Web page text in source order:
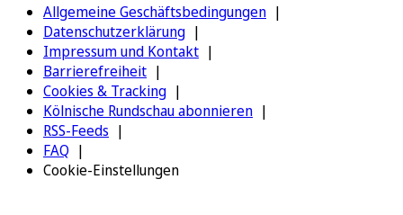
Allgemeine Geschäftsbedingungen
Datenschutzerklärung
Impressum und Kontakt
Barrierefreiheit
Cookies & Tracking
Kölnische Rundschau abonnieren
RSS-Feeds
FAQ
Cookie-Einstellungen